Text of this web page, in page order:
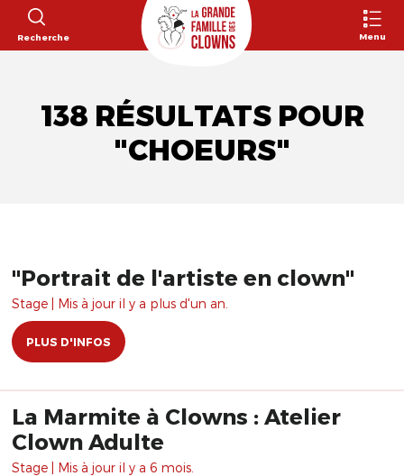
Recherche Menu
138 RÉSULTATS POUR
"CHOEURS"
"Portrait de l'artiste en clown"
Stage | Mis à jour il y a plus d'un an.
PLUS D'INFOS
La Marmite à Clowns : Atelier
Clown Adulte
Stage | Mis à jour il y a 6 mois.